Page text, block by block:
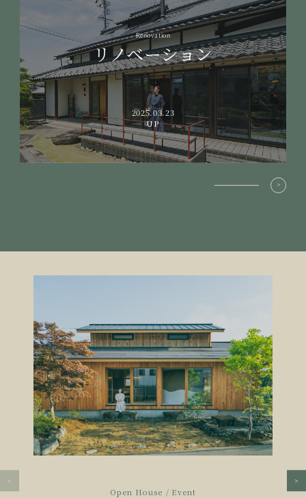
Renovation
リノベーション
2025.03.23
UP
Open House / Event